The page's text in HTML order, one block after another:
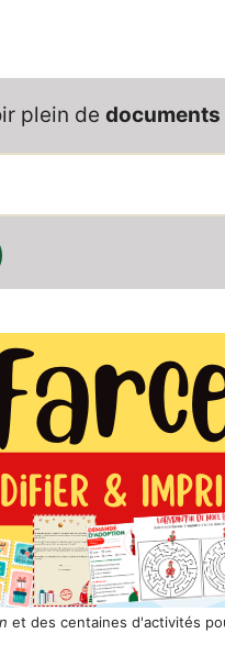
plein de
et des centaines d'activités